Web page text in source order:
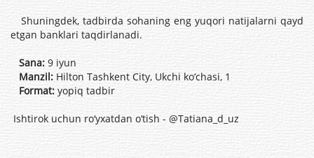
Shuningdek, tadbirda sohaning eng yuqori natijalarni qayd
etgan banklari taqdirlanadi.
Sana: 9 iyun
Manzil: Hilton Tashkent City, Ukchi ko‘chasi, 1
Format: yopiq tadbir
Ishtirok uchun ro‘yxatdan o‘tish - @Tatiana_d_uz